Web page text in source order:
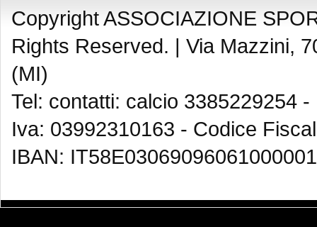
Copyright ASSOCIAZIONE
Rights Reserved. | Via Mazzini,
(MI)
Tel: contatti: calcio 3385229254
Iva: 03992310163 - Codice
IBAN: